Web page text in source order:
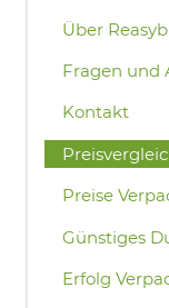
Über
Fragen und
Kontakt
Preise
Günstiges
Erfolg